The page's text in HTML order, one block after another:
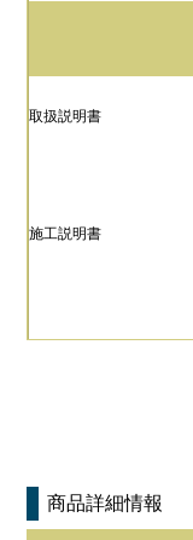
取扱説明書
施工説明書
商品詳細情報